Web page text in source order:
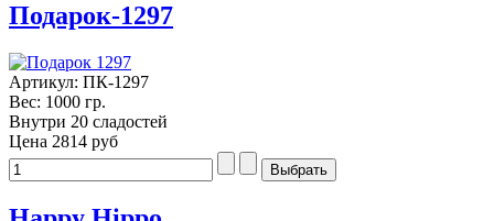
Подарок-1297
Артикул: ПК-1297
Вес: 1000 гр.
Внутри 20 сладостей
Цена 2814 руб